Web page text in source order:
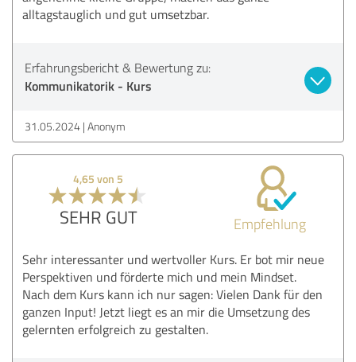
alltagstauglich und gut umsetzbar.
Erfahrungsbericht & Bewertung zu:
Kommunikatorik - Kurs
31.05.2024 Anonym
4,65 von 5
SEHR GUT Empfehlung
Sehr interessanter und wertvoller Kurs. Er bot mir neue
Perspektiven und förderte mich und mein Mindset.
Nach dem Kurs kann ich nur sagen: Vielen Dank für den
ganzen Input! Jetzt liegt es an mir die Umsetzung des
gelernten erfolgreich zu gestalten.